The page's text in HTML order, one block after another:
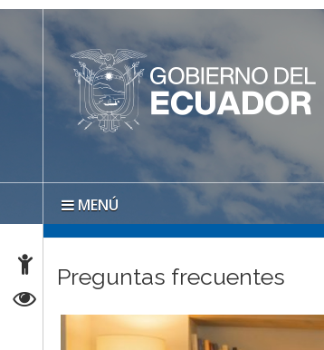
MENÚ
Preguntas frecuentes